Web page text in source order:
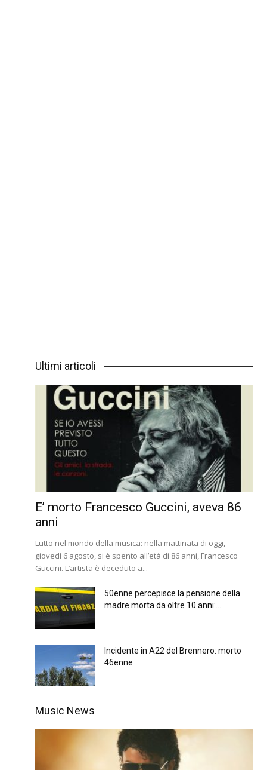
Ultimi articoli
E’ morto Francesco Guccini, aveva 86
anni
Lutto nel mondo della musica: nella mattinata di oggi,
giovedì 6 agosto, si è spento all’età di 86 anni, Francesco
Guccini. L’artista è deceduto a...
50enne percepisce la pensione della
madre morta da oltre 10 anni:...
Incidente in A22 del Brennero: morto
46enne
Music News